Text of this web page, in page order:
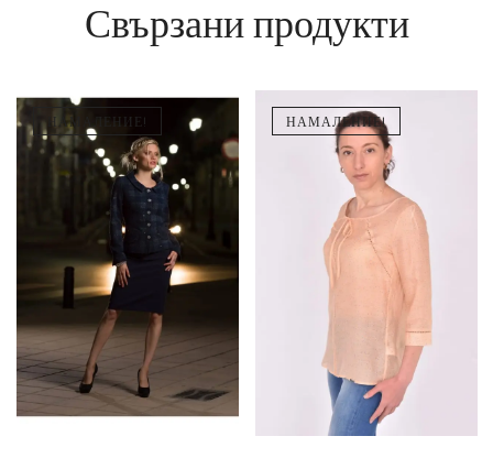
Свързани продукти
НАМАЛЕНИЕ! НАМАЛЕНИЕ!